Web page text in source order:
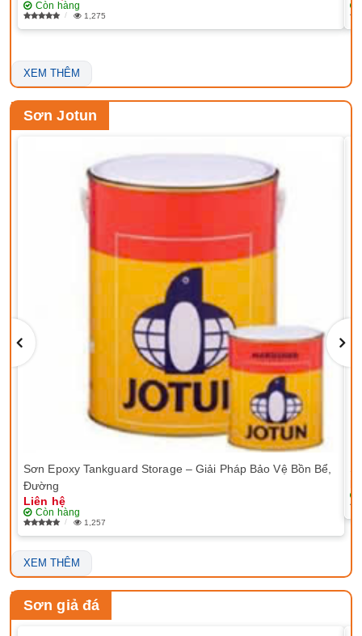
Còn hàng
1,275
XEM THÊM
Sơn Jotun
Sơn Epoxy Tankguard Storage – Giải Pháp Bảo Vệ Bồn Bể,
Đường
Liên hệ
Còn hàng
1,257
XEM THÊM
Sơn giả đá